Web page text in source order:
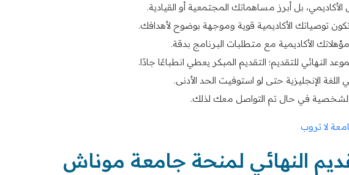
الأكاديمي، بل أبرز مساهماتك المجتمعية أو القيادية.
توصياتك الأكاديمية قوية وموجهة بوضوح لأهدافك.
الأكاديمية مع متطلبات البرنامج بدقة.
النهائي للتقديم؛ التقديم المبكر يعطي انطباعًا جادًا.
الإنجليزية حتى لو استوفيت الحد الأدنى.
الشخصية في حال تم التواصل معك لذلك.
لا تروب
النهائي لمنحة جامعة موناش